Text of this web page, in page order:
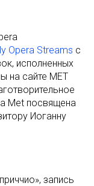
Opera Streams с
исполненных
на сайте MET
Met посвящена
Иоганну
запись